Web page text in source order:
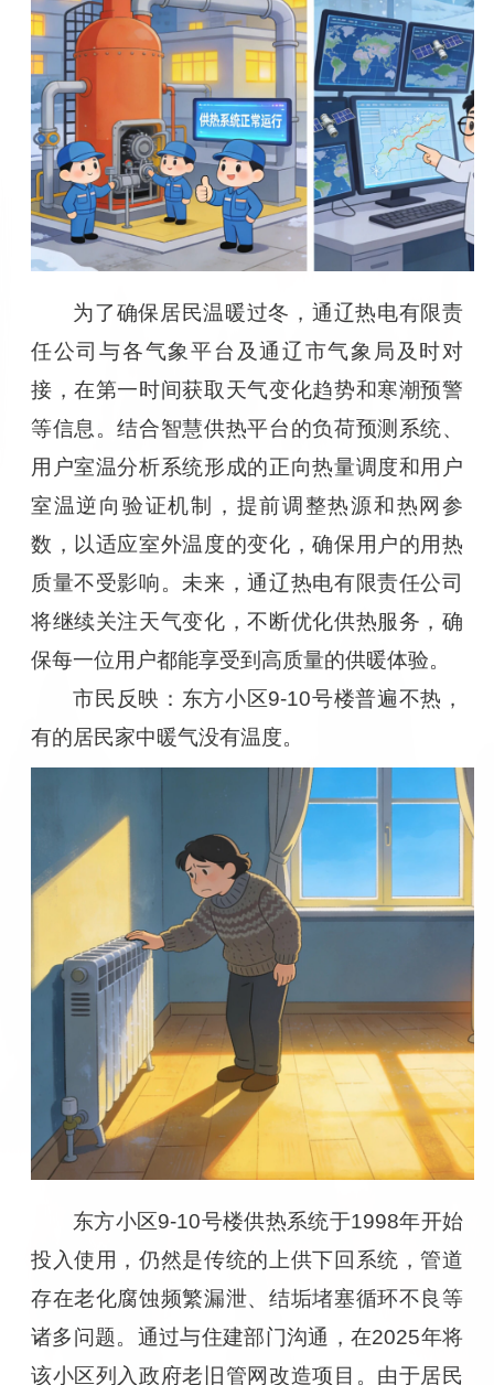
为了确保居民温暖过冬，通辽热电有限责
任公司与各气象平台及通辽市气象局及时对
接，在第一时间获取天气变化趋势和寒潮预警
等信息。结合智慧供热平台的负荷预测系统、
用户室温分析系统形成的正向热量调度和用户
室温逆向验证机制，提前调整热源和热网参
数，以适应室外温度的变化，确保用户的用热
质量不受影响。未来，通辽热电有限责任公司
将继续关注天气变化，不断优化供热服务，确
保每一位用户都能享受到高质量的供暖体验。
市民反映：东方小区9-10号楼普遍不热，
有的居民家中暖气没有温度。
东方小区9-10号楼供热系统于1998年开始
投入使用，仍然是传统的上供下回系统，管道
存在老化腐蚀频繁漏泄、结垢堵塞循环不良等
诸多问题。通过与住建部门沟通，在2025年将
该小区列入政府老旧管网改造项目。由于居民